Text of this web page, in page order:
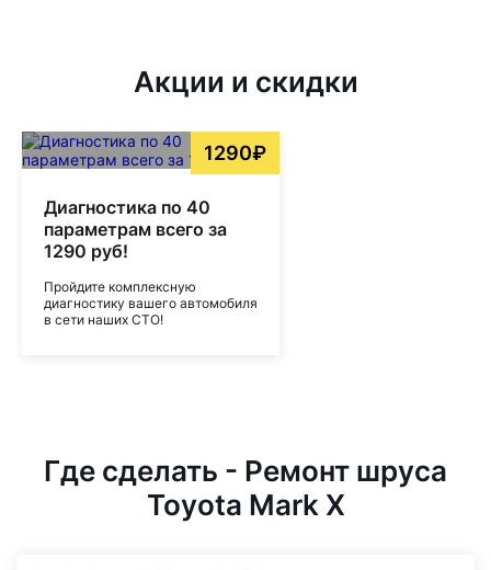
Акции и скидки
1290₽
Диагностика по 40
параметрам всего за
1290 руб!
Пройдите комплексную
диагностику вашего автомобиля
в сети наших СТО!
Где сделать - Ремонт шруса
Toyota Mark X